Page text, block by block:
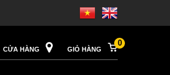
CỬA HÀNG GIỎ HÀNG
0